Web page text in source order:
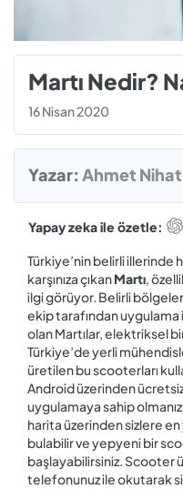
Martı Nedir?
16 Nisan 2020
Yazar: Ahmet
Yapay zeka ile özetle:
Türkiye’nin belirli illerinde
karşınıza çıkanMartı,
ilgi görüyor. Belirli
ekip tarafından
olan Martılar, elektriksel
Türkiye’de yerli
üretilen bu scooterları
Android üzerinden
uygulamaya sahip
harita üzerinden sizlere en
bulabilir ve yepyeni bir
başlayabilirsiniz. Scooter
telefonunuz ile okutarak